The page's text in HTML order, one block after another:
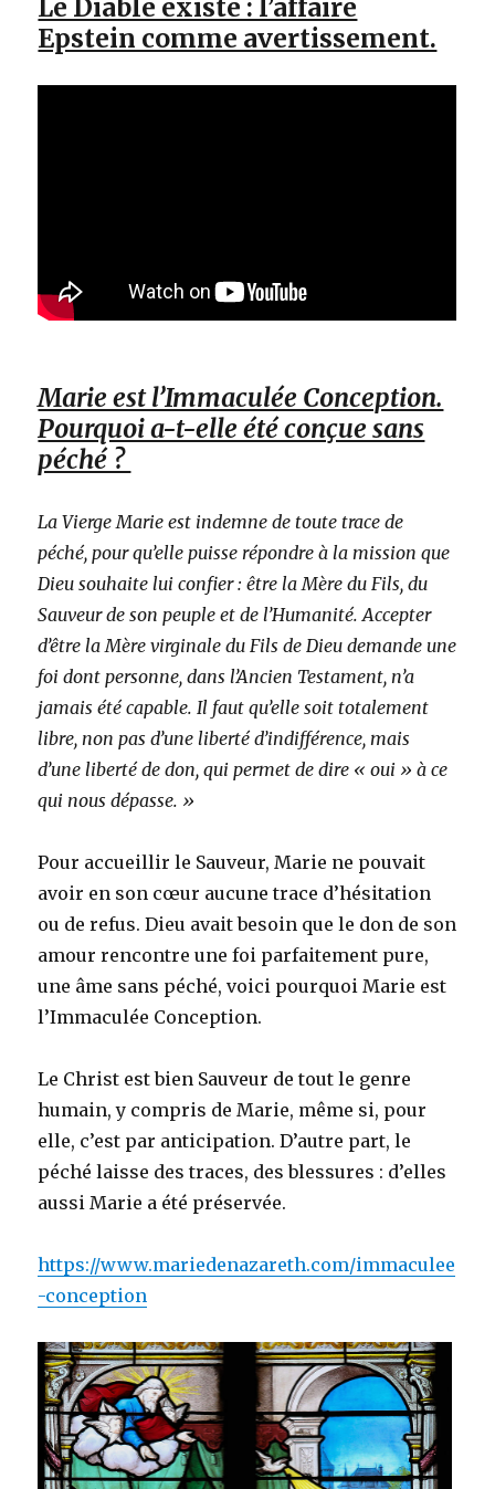
Le Diable existe : l’affaire
Epstein comme avertissement.
Marie est l’Immaculée Conception.
Pourquoi a-t-elle été conçue sans
péché ?
La Vierge Marie est indemne de toute trace de
péché, pour qu’elle puisse répondre à la mission que
Dieu souhaite lui confier : être la Mère du Fils, du
Sauveur de son peuple et de l’Humanité. Accepter
d’être la Mère virginale du Fils de Dieu demande une
foi dont personne, dans l’Ancien Testament, n’a
jamais été capable. Il faut qu’elle soit totalement
libre, non pas d’une liberté d’indifférence, mais
d’une liberté de don, qui permet de dire « oui » à ce
qui nous dépasse. »
Pour accueillir le Sauveur, Marie ne pouvait
avoir en son cœur aucune trace d’hésitation
ou de refus. Dieu avait besoin que le don de son
amour rencontre une foi parfaitement pure,
une âme sans péché, voici pourquoi Marie est
l’Immaculée Conception.
Le Christ est bien Sauveur de tout le genre
humain, y compris de Marie, même si, pour
elle, c’est par anticipation. D’autre part, le
péché laisse des traces, des blessures : d’elles
aussi Marie a été préservée.
https://www.mariedenazareth.com/immaculee
-conception